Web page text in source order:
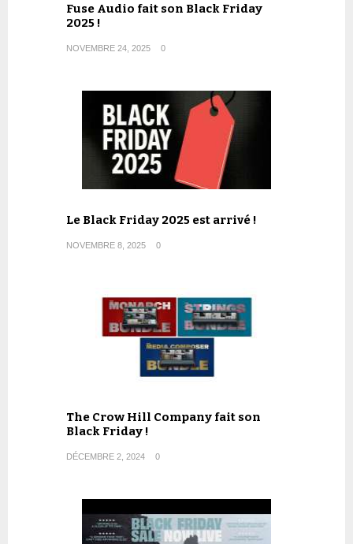
Fuse Audio fait son Black Friday
2025 !
NOVEMBRE 24, 2025 0
Le Black Friday 2025 est arrivé !
NOVEMBRE 8, 2025 0
The Crow Hill Company fait son
Black Friday !
DÉCEMBRE 2, 2024 0